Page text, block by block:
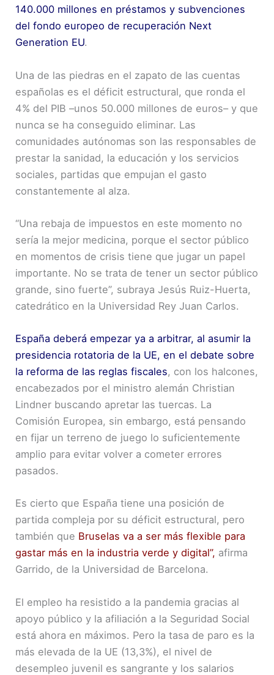
140.000 millones en préstamos y subvenciones
del fondo europeo de recuperación Next
Generation EU.
Una de las piedras en el zapato de las cuentas
españolas es el déficit estructural, que ronda el
4% del PIB –unos 50.000 millones de euros– y que
nunca se ha conseguido eliminar. Las
comunidades autónomas son las responsables de
prestar la sanidad, la educación y los servicios
sociales, partidas que empujan el gasto
constantemente al alza.
“Una rebaja de impuestos en este momento no
sería la mejor medicina, porque el sector público
en momentos de crisis tiene que jugar un papel
importante. No se trata de tener un sector público
grande, sino fuerte”, subraya Jesús Ruiz-Huerta,
catedrático en la Universidad Rey Juan Carlos.
España deberá empezar ya a arbitrar, al asumir la
presidencia rotatoria de la UE, en el debate sobre
la reforma de las reglas fiscales, con los halcones,
encabezados por el ministro alemán Christian
Lindner buscando apretar las tuercas. La
Comisión Europea, sin embargo, está pensando
en fijar un terreno de juego lo suficientemente
amplio para evitar volver a cometer errores
pasados.
Es cierto que España tiene una posición de
partida compleja por su déficit estructural, pero
también que Bruselas va a ser más flexible para
gastar más en la industria verde y digital”, afirma
Garrido, de la Universidad de Barcelona.
El empleo ha resistido a la pandemia gracias al
apoyo público y la afiliación a la Seguridad Social
está ahora en máximos. Pero la tasa de paro es la
más elevada de la UE (13,3%), el nivel de
desempleo juvenil es sangrante y los salarios